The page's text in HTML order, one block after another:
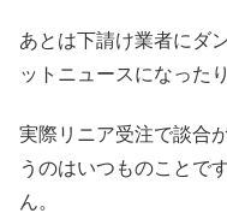
あとは下請け業者にダ
ットニュースになった
実際リニア受注で談合
うのはいつものことで
ん。